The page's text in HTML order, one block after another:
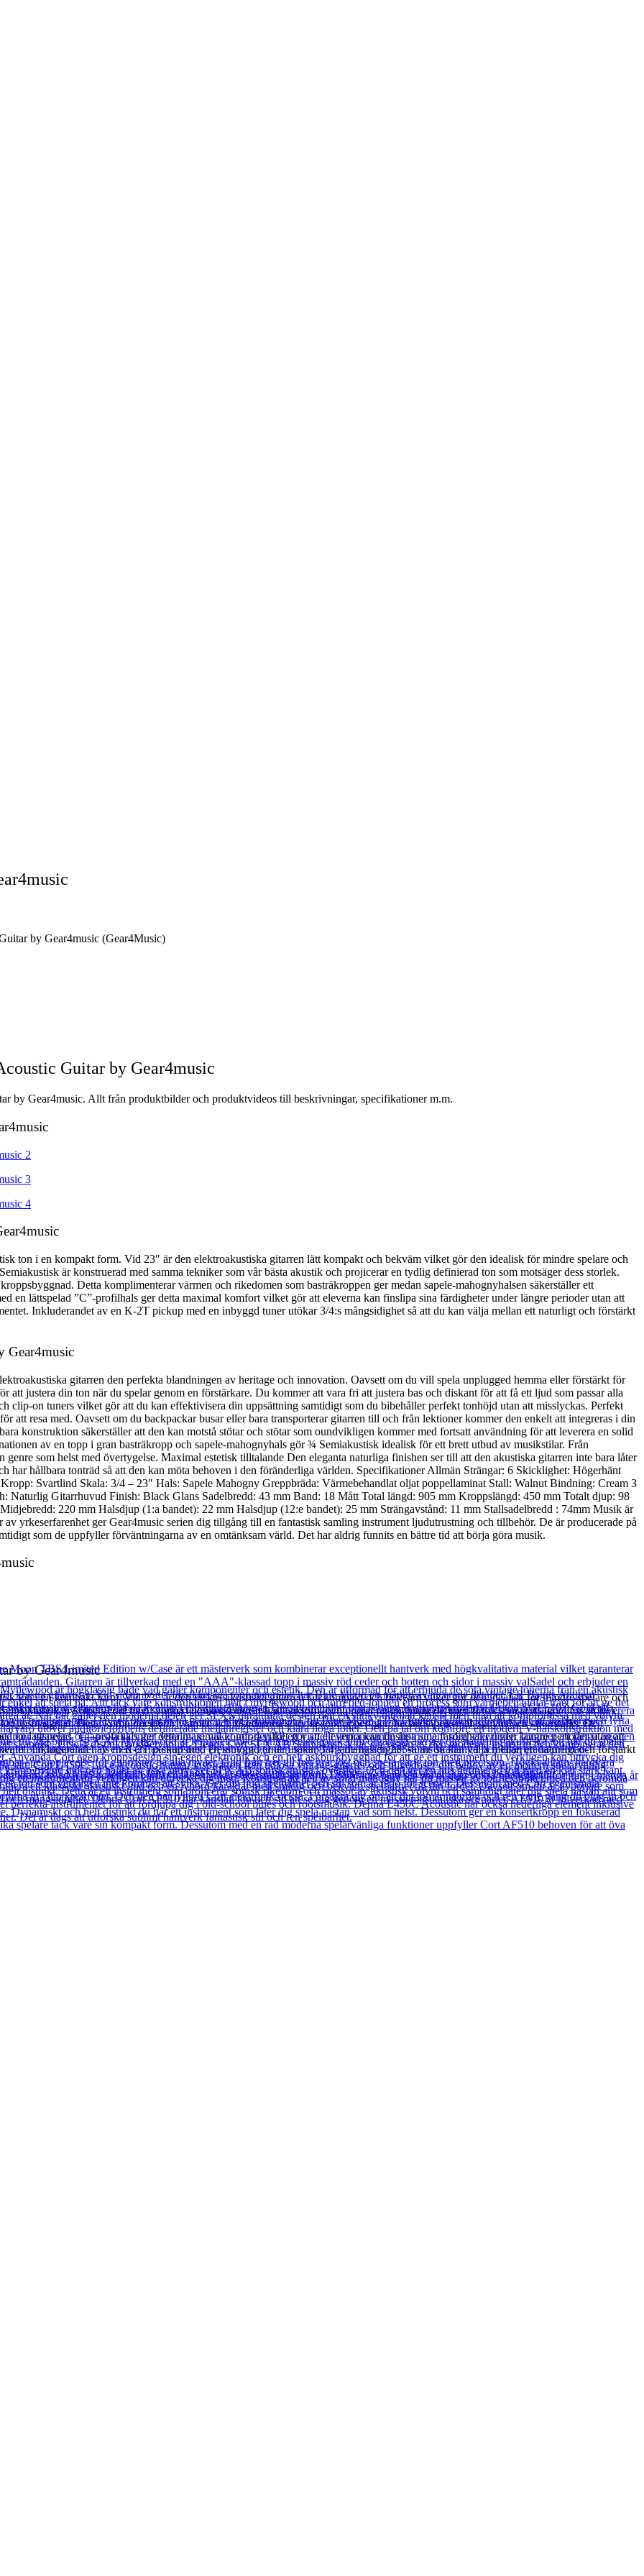
by Gear4music (Gear4Music)
Guitar by Gear4music
by Gear4music. Allt från produktbilder och produktvideos till beskrivningar, specifikationer m.m.
ton i en kompakt form. Vid 23″ är den elektroakustiska gitarren lätt kompakt och bekväm vilket gör den idealisk för mindre spelare och
är konstruerad med samma tekniker som vår bästa akustik och projicerar en tydlig definierad ton som motsäger dess storlek.
Detta komplimenterar värmen och rikedomen som basträkroppen ger medan sapele-mahognyhalsen säkerställer ett
en lättspelad ”C”-profilhals ger detta maximal komfort vilket gör att eleverna kan finslipa sina färdigheter under längre perioder utan att
Inkluderandet av en K-2T pickup med en inbyggd tuner utökar 3/4:s mångsidighet så att du kan välja mellan ett naturligt och förstärkt
Gear4music
gitarren den perfekta blandningen av heritage och innovation. Oavsett om du vill spela unplugged hemma eller förstärkt för
justera din ton när du spelar genom en förstärkare. Du kommer att vara fri att justera bas och diskant för att få ett ljud som passar alla
clip-on tuners vilket gör att du kan effektivisera din uppsättning samtidigt som du bibehåller perfekt tonhöjd utan att misslyckas. Perfekt
att resa med. Oavsett om du backpackar busar eller bara transporterar gitarren till och från lektioner kommer den enkelt att integreras i din
konstruktion säkerställer att den kan motstå stötar och stötar som oundvikligen kommer med fortsatt användning för att leverera en solid
av en topp i gran basträkropp och sapele-mahognyhals gör ¾ Semiakustisk idealisk för ett brett utbud av musikstilar. Från
som helst med övertygelse. Maximal estetisk tilltalande Den eleganta naturliga finishen ser till att den akustiska gitarren inte bara låter
har hållbara tonträd så att den kan möta behoven i den föränderliga världen. Specifikationer Allmän Strängar: 6 Skicklighet: Högerhänt
Svartlind Skala: 3/4 – 23″ Hals: Sapele Mahogny Greppbräda: Värmebehandlat oljat poppellaminat Stall: Walnut Bindning: Cream 3
Naturlig Gitarrhuvud Finish: Black Glans Sadelbredd: 43 mm Band: 18 Mått Total längd: 905 mm Kroppslängd: 450 mm Totalt djup: 98
220 mm Halsdjup (1:a bandet): 22 mm Halsdjup (12:e bandet): 25 mm Strängavstånd: 11 mm Stallsadelbredd : 74mm Musik är
yrkeserfarenhet ger Gear4music serien dig tillgång till en fantastisk samling instrument ljudutrustning och tillbehör. De är producerade på
som de uppfyller förväntningarna av en omtänksam värld. Det har aldrig funnits en bättre tid att börja göra musik.
by Gear4music
ton i en kompakt form. Vid 23″ är den elektroakustiska gitarren lätt kompakt och bekväm vilket gör den idealisk för mindre spelare och
är konstruerad med samma tekniker som vår bästa akustik och projicerar en tydlig definierad ton som motsäger dess storlek.
Detta komplimenterar värmen och rikedomen som basträkroppen ger medan sapele-mahognyhalsen säkerställer ett
en lättspelad ”C”-profilhals ger detta maximal komfort vilket gör att eleverna kan finslipa sina färdigheter under längre perioder utan att
Inkluderandet av en K-2T pickup med en inbyggd tuner utökar 3/4:s mångsidighet så att du kan välja mellan ett naturligt och förstärkt